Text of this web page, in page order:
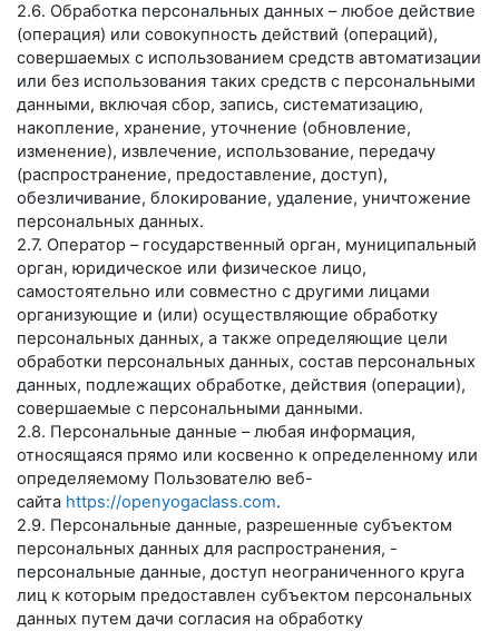
2.6. Обработка персональных данных – любое действие
(операция) или совокупность действий (операций),
совершаемых с использованием средств автоматизации
или без использования таких средств с персональными
данными, включая сбор, запись, систематизацию,
накопление, хранение, уточнение (обновление,
изменение), извлечение, использование, передачу
(распространение, предоставление, доступ),
обезличивание, блокирование, удаление, уничтожение
персональных данных.
2.7. Оператор – государственный орган, муниципальный
орган, юридическое или физическое лицо,
самостоятельно или совместно с другими лицами
организующие и (или) осуществляющие обработку
персональных данных, а также определяющие цели
обработки персональных данных, состав персональных
данных, подлежащих обработке, действия (операции),
совершаемые с персональными данными.
2.8. Персональные данные – любая информация,
относящаяся прямо или косвенно к определенному или
определяемому Пользователю веб-
сайта https://openyogaclass.com.
2.9. Персональные данные, разрешенные субъектом
персональных данных для распространения, -
персональные данные, доступ неограниченного круга
лиц к которым предоставлен субъектом персональных
данных путем дачи согласия на обработку